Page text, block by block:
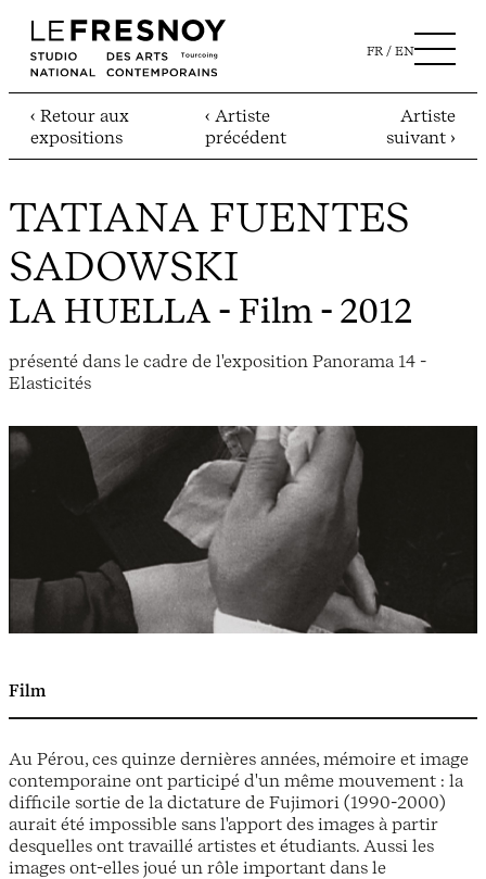
FR EN
‹ Retour aux
expositions
‹ Artiste
précédent
Artiste
suivant ›
TATIANA FUENTES
SADOWSKI
LA HUELLA - Film - 2012
présenté dans le cadre de l'exposition Panorama 14 -
Elasticités
Film
Au Pérou, ces quinze dernières années, mémoire et image
contemporaine ont participé d'un même mouvement : la
difficile sortie de la dictature de Fujimori (1990-2000)
aurait été impossible sans l'apport des images à partir
desquelles ont travaillé artistes et étudiants. Aussi les
images ont-elles joué un rôle important dans le